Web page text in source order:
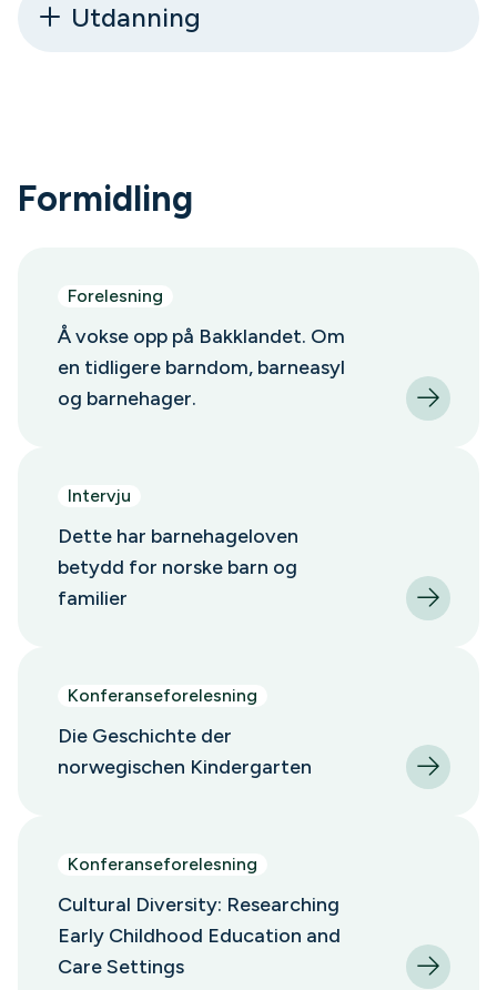
Utdanning
Formidling
Forelesning
Å vokse opp på Bakklandet. Om
en tidligere barndom, barneasyl
og barnehager.
Intervju
Dette har barnehageloven
betydd for norske barn og
familier
Konferanseforelesning
Die Geschichte der
norwegischen Kindergarten
Konferanseforelesning
Cultural Diversity: Researching
Early Childhood Education and
Care Settings